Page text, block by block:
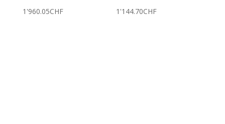
1'960.05CHF 1'144.70CHF